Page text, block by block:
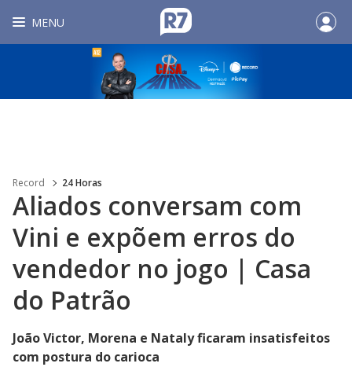
MENU
Record 24 Horas
Aliados conversam com
Vini e expõem erros do
vendedor no jogo | Casa
do Patrão
João Victor, Morena e Nataly ficaram insatisfeitos
com postura do carioca